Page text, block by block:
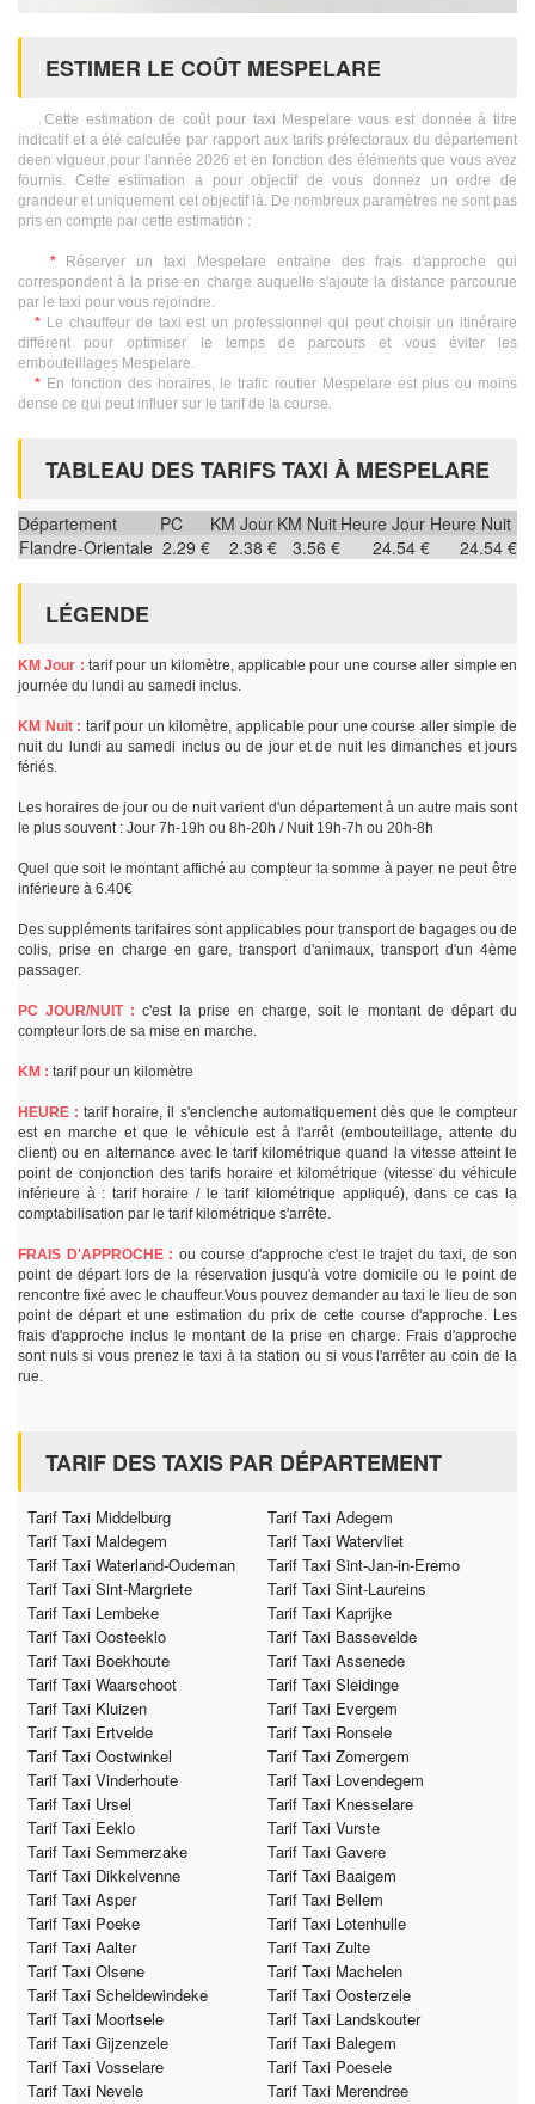
ESTIMER LE COÛT MESPELARE
Cette estimation de coût pour taxi Mespelare vous est donnée à titre
indicatif et a été calculée par rapport aux tarifs préfectoraux du département
deen vigueur pour l'année 2026 et en fonction des éléments que vous avez
fournis. Cette estimation a pour objectif de vous donnez un ordre de
grandeur et uniquement cet objectif là. De nombreux paramètres ne sont pas
pris en compte par cette estimation :
*Réserver un taxi Mespelare entraine des frais d'approche qui
correspondent à la prise en charge auquelle s'ajoute la distance parcourue
par le taxi pour vous rejoindre.
* Le chauffeur de taxi est un professionnel qui peut choisir un itinéraire
différent pour optimiser le temps de parcours et vous éviter les
embouteillages Mespelare.
* En fonction des horaires, le trafic routier Mespelare est plus ou moins
dense ce qui peut influer sur le tarif de la course.
TABLEAU DES TARIFS TAXI À MESPELARE
Département PC KM Jour KM Nuit Heure Jour Heure Nuit
Flandre-Orientale 2.29 € 2.38 € 3.56 € 24.54 € 24.54 €
LÉGENDE
KM Jour : tarif pour un kilomètre, applicable pour une course aller simple en
journée du lundi au samedi inclus.
KM Nuit : tarif pour un kilomètre, applicable pour une course aller simple de
nuit du lundi au samedi inclus ou de jour et de nuit les dimanches et jours
fériés.
Les horaires de jour ou de nuit varient d'un département à un autre mais sont
le plus souvent : Jour 7h-19h ou 8h-20h / Nuit 19h-7h ou 20h-8h
Quel que soit le montant affiché au compteur la somme à payer ne peut être
inférieure à 6.40€
Des suppléments tarifaires sont applicables pour transport de bagages ou de
colis, prise en charge en gare, transport d'animaux, transport d'un 4ème
passager.
PC JOUR/NUIT : c'est la prise en charge, soit le montant de départ du
compteur lors de sa mise en marche.
KM : tarif pour un kilomètre
HEURE : tarif horaire, il s'enclenche automatiquement dès que le compteur
est en marche et que le véhicule est à l'arrêt (embouteillage, attente du
client) ou en alternance avec le tarif kilométrique quand la vitesse atteint le
point de conjonction des tarifs horaire et kilométrique (vitesse du véhicule
inférieure à : tarif horaire / le tarif kilométrique appliqué), dans ce cas la
comptabilisation par le tarif kilométrique s'arrête.
FRAIS D'APPROCHE : ou course d'approche c'est le trajet du taxi, de son
point de départ lors de la réservation jusqu'à votre domicile ou le point de
rencontre fixé avec le chauffeur.Vous pouvez demander au taxi le lieu de son
point de départ et une estimation du prix de cette course d'approche. Les
frais d'approche inclus le montant de la prise en charge. Frais d'approche
sont nuls si vous prenez le taxi à la station ou si vous l'arrêter au coin de la
rue.
TARIF DES TAXIS PAR DÉPARTEMENT
Tarif Taxi Middelburg
Tarif Taxi Adegem
Tarif Taxi Maldegem
Tarif Taxi Watervliet
Tarif Taxi Waterland-Oudeman
Tarif Taxi Sint-Jan-in-Eremo
Tarif Taxi Sint-Margriete
Tarif Taxi Sint-Laureins
Tarif Taxi Lembeke
Tarif Taxi Kaprijke
Tarif Taxi Oosteeklo
Tarif Taxi Bassevelde
Tarif Taxi Boekhoute
Tarif Taxi Assenede
Tarif Taxi Waarschoot
Tarif Taxi Sleidinge
Tarif Taxi Kluizen
Tarif Taxi Evergem
Tarif Taxi Ertvelde
Tarif Taxi Ronsele
Tarif Taxi Oostwinkel
Tarif Taxi Zomergem
Tarif Taxi Vinderhoute
Tarif Taxi Lovendegem
Tarif Taxi Ursel
Tarif Taxi Knesselare
Tarif Taxi Eeklo
Tarif Taxi Vurste
Tarif Taxi Semmerzake
Tarif Taxi Gavere
Tarif Taxi Dikkelvenne
Tarif Taxi Baaigem
Tarif Taxi Asper
Tarif Taxi Bellem
Tarif Taxi Poeke
Tarif Taxi Lotenhulle
Tarif Taxi Aalter
Tarif Taxi Zulte
Tarif Taxi Olsene
Tarif Taxi Machelen
Tarif Taxi Scheldewindeke
Tarif Taxi Oosterzele
Tarif Taxi Moortsele
Tarif Taxi Landskouter
Tarif Taxi Gijzenzele
Tarif Taxi Balegem
Tarif Taxi Vosselare
Tarif Taxi Poesele
Tarif Taxi Nevele
Tarif Taxi Merendree